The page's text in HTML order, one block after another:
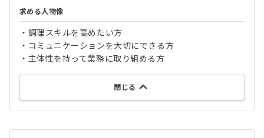
求める人物像
・調理スキルを高めたい方
・コミュニケーションを大切にできる方
・主体性を持って業務に取り組める方
閉じる